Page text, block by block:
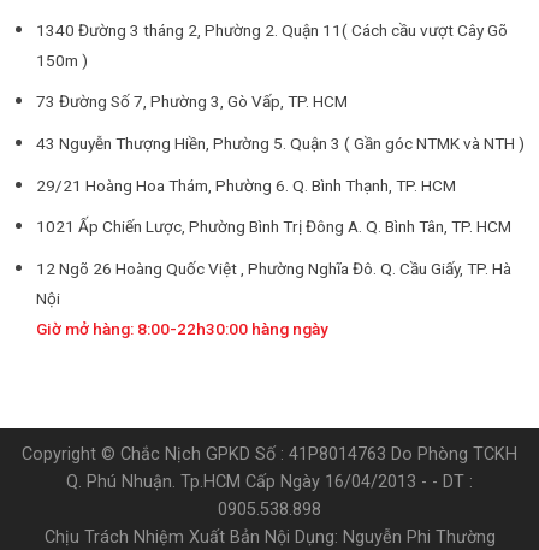
1340 Đường 3 tháng 2, Phường 2. Quận 11( Cách cầu vượt Cây Gõ
150m )
73 Đường Số 7, Phường 3, Gò Vấp, TP. HCM
43 Nguyễn Thượng Hiền, Phường 5. Quận 3 ( Gần góc NTMK và NTH )
29/21 Hoàng Hoa Thám, Phường 6. Q. Bình Thạnh, TP. HCM
1021 Ấp Chiến Lược, Phường Bình Trị Đông A. Q. Bình Tân, TP. HCM
12 Ngõ 26 Hoàng Quốc Việt , Phường Nghĩa Đô. Q. Cầu Giấy, TP. Hà
Nội
Giờ mở hàng: 8:00-22h30:00 hàng ngày
Copyright © Chắc Nịch GPKD Số : 41P8014763 Do Phòng TCKH
Q. Phú Nhuận. Tp.HCM Cấp Ngày 16/04/2013 - - DT :
0905.538.898
Chịu Trách Nhiệm Xuất Bản Nội Dụng: Nguyễn Phi Thường